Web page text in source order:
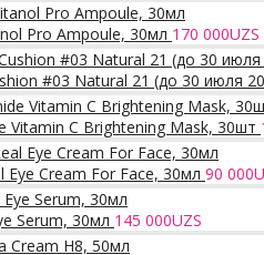
Pro Ampoule, 30мл 170 000UZS
#03 Natural 21 (до 30 июля
Vitamin C Brightening Mask, 30шт
Eye Cream For Face, 30мл 90 000
Serum, 30мл 145 000UZS